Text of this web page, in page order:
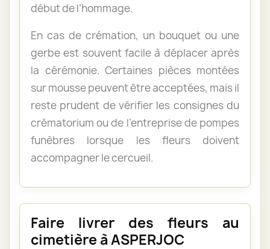
début de l’hommage.
En cas de crémation, un bouquet ou une
gerbe est souvent facile à déplacer après
la cérémonie. Certaines pièces montées
sur mousse peuvent être acceptées, mais il
reste prudent de vérifier les consignes du
crématorium ou de l’entreprise de pompes
funèbres lorsque les fleurs doivent
accompagner le cercueil.
Faire livrer des fleurs au
cimetière à ASPERJOC